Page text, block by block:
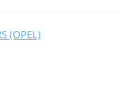
(OPEL)